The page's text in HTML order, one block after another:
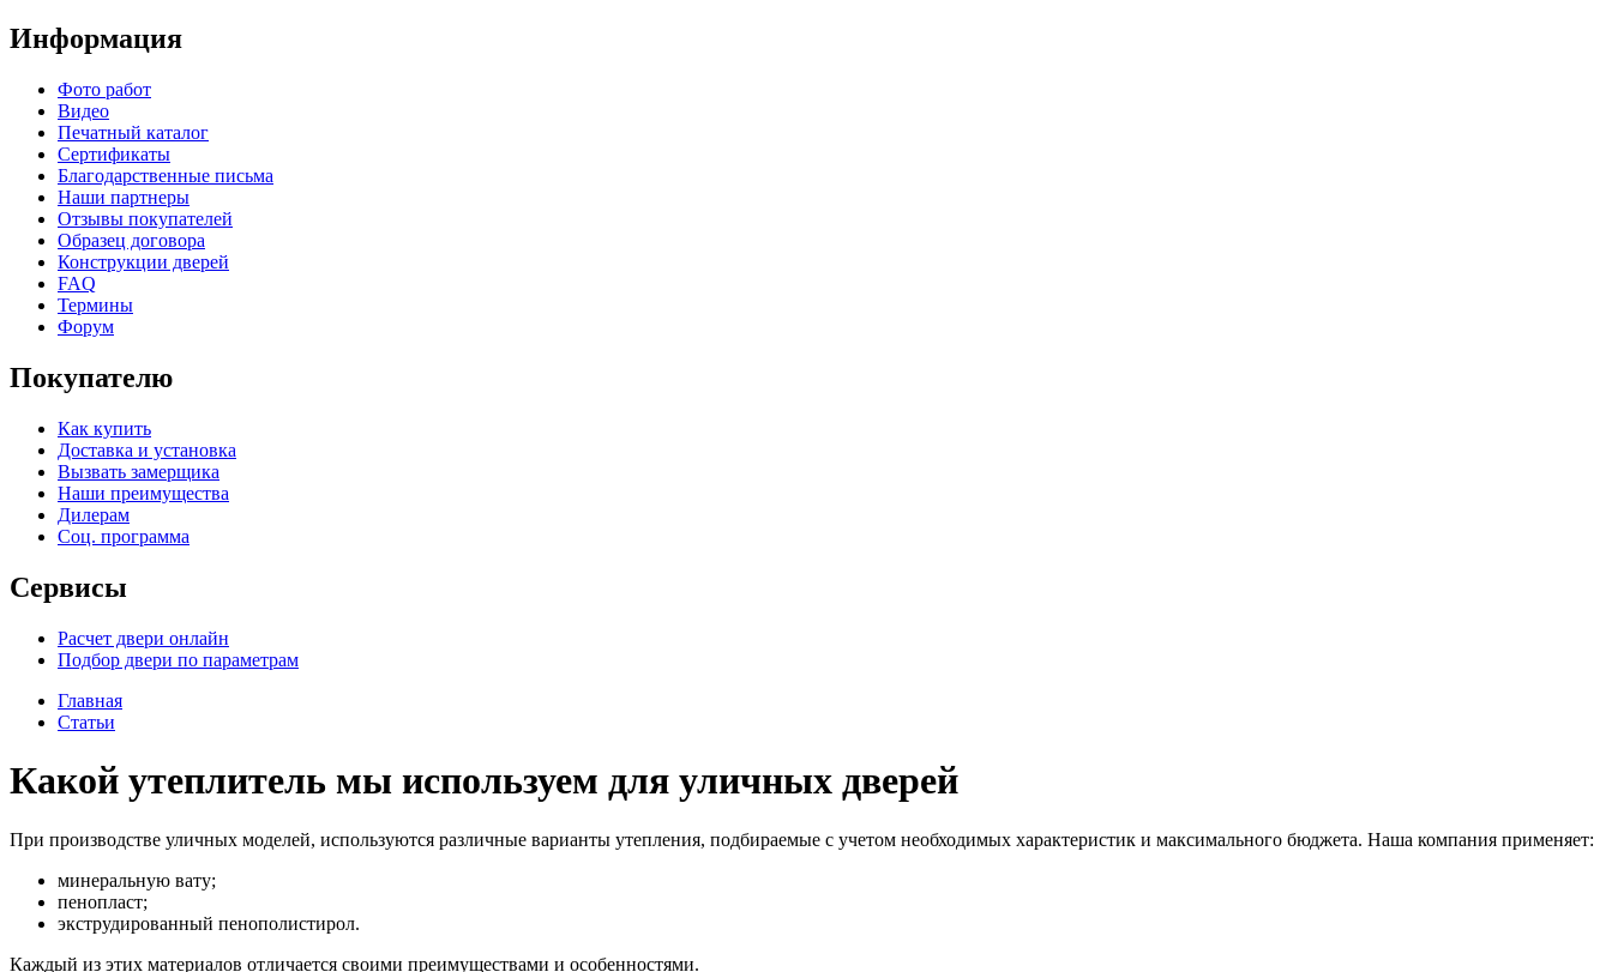
Информация
Фото работ
Видео
Печатный каталог
Сертификаты
Благодарственные письма
Наши партнеры
Отзывы покупателей
Образец договора
Конструкции дверей
FAQ
Термины
Форум
Покупателю
Как купить
Доставка и установка
Вызвать замерщика
Наши преимущества
Дилерам
Соц. программа
Сервисы
Расчет двери онлайн
Подбор двери по параметрам
Главная
Статьи
Какой утеплитель мы используем для уличных дверей
При производстве уличных моделей, используются различные варианты утепления, подбираемые с учетом необходимых характеристик и максимального бюджета. Наша компания применяет:
минеральную вату;
пенопласт;
экструдированный пенополистирол.
Каждый из этих материалов отличается своими преимуществами и особенностями.